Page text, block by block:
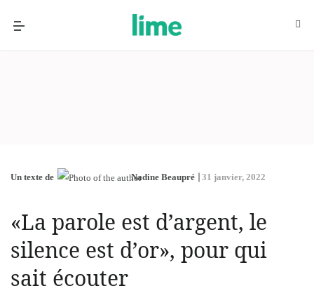
Un texte de Nadine Beaupré 31 janvier, 2022
«La parole est d’argent, le
silence est d’or», pour qui
sait écouter